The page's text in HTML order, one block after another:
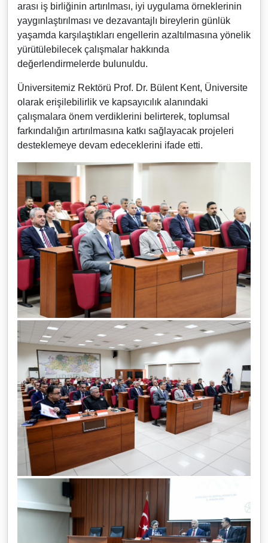
arası iş birliğinin artırılması, iyi uygulama örneklerinin
yaygınlaştırılması ve dezavantajlı bireylerin günlük
yaşamda karşılaştıkları engellerin azaltılmasına yönelik
yürütülebilecek çalışmalar hakkında
değerlendirmelerde bulunuldu.
Üniversitemiz Rektörü Prof. Dr. Bülent Kent, Üniversite
olarak erişilebilirlik ve kapsayıcılık alanındaki
çalışmalara önem verdiklerini belirterek, toplumsal
farkındalığın artırılmasına katkı sağlayacak projeleri
desteklemeye devam edeceklerini ifade etti.